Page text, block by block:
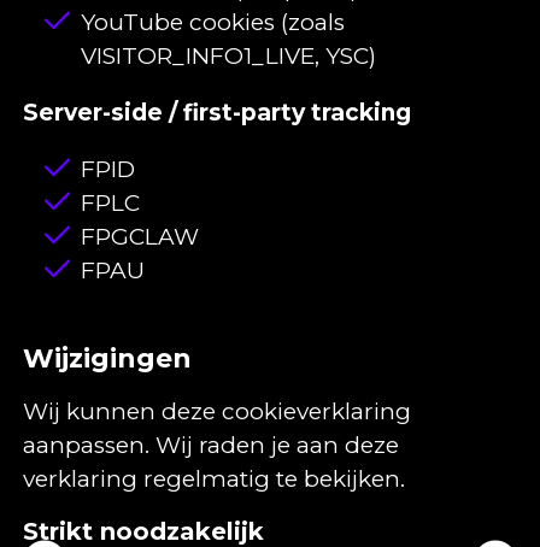
YouTube cookies (zoals
VISITOR_INFO1_LIVE, YSC)
Server-side / first-party tracking
FPID
FPLC
FPGCLAW
FPAU
Wijzigingen
Wij kunnen deze cookieverklaring
aanpassen. Wij raden je aan deze
verklaring regelmatig te bekijken.
Strikt noodzakelijk